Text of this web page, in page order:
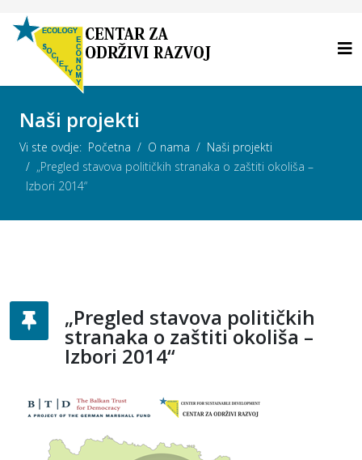
Naši projekti
Vi ste ovdje: Početna O nama
Naši projekti
„Pregled stavova političkih stranaka o zaštiti okoliša –
Izbori 2014“
„Pregled stavova političkih
stranaka o zaštiti okoliša –
Izbori 2014“